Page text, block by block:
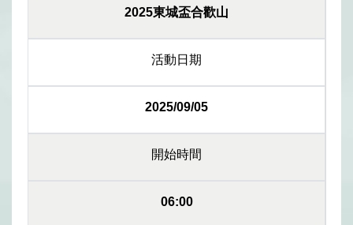
2025東城盃合歡山
活動日期
2025/09/05
開始時間
06:00